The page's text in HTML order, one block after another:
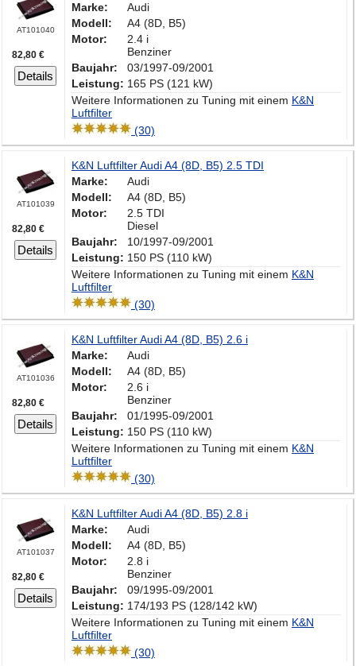
AT101040
82,80 €
Details
Marke:
Audi
Modell:
A4 (8D, B5)
Motor:
2.4 i
Benziner
Baujahr:
03/1997-09/2001
Leistung: 165 PS (121 kW)
Weitere Informationen zu Tuning mit einem K&N
Luftfilter
(30)
AT101039
82,80 €
Details
K&N Luftfilter Audi A4 (8D, B5) 2.5 TDI
Marke:
Audi
Modell:
A4 (8D, B5)
Motor:
2.5 TDI
Diesel
Baujahr:
10/1997-09/2001
Leistung: 150 PS (110 kW)
Weitere Informationen zu Tuning mit einem K&N
Luftfilter
(30)
AT101036
82,80 €
Details
K&N Luftfilter Audi A4 (8D, B5) 2.6 i
Marke:
Audi
Modell:
A4 (8D, B5)
Motor:
2.6 i
Benziner
Baujahr:
01/1995-09/2001
Leistung: 150 PS (110 kW)
Weitere Informationen zu Tuning mit einem K&N
Luftfilter
(30)
AT101037
82,80 €
Details
K&N Luftfilter Audi A4 (8D, B5) 2.8 i
Marke:
Audi
Modell:
A4 (8D, B5)
Motor:
2.8 i
Benziner
Baujahr:
09/1995-09/2001
Leistung: 174/193 PS (128/142 kW)
Weitere Informationen zu Tuning mit einem K&N
Luftfilter
(30)